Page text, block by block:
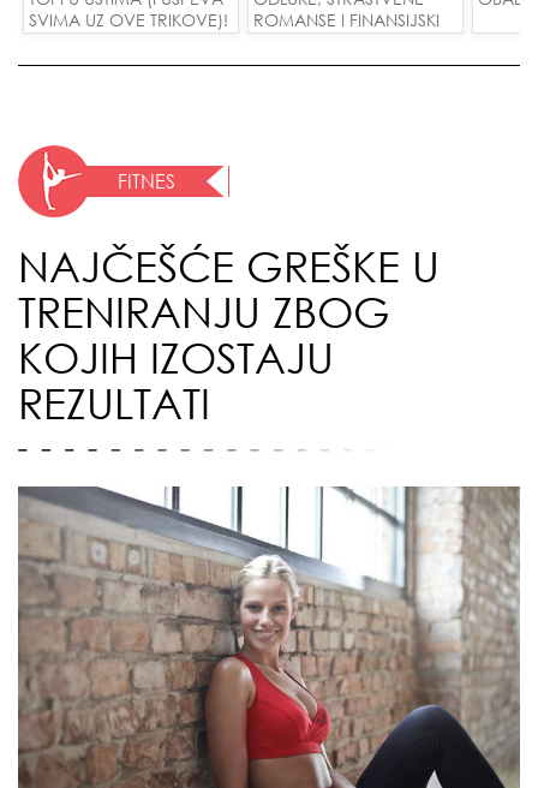
SVIMA UZ OVE TRIKOVE)!
ROMANSE I FINANSIJSKI
FITNES
NAJČEŠĆE GREŠKE U
TRENIRANJU ZBOG
KOJIH IZOSTAJU
REZULTATI